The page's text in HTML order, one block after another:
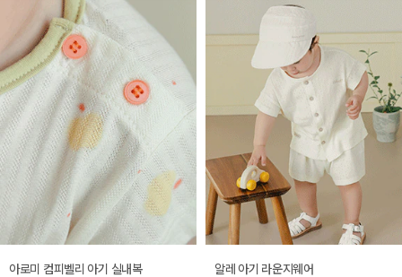
아로미 컴피벨리 아기 실내복 알레 아기 라운지웨어